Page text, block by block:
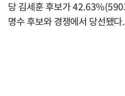
당 김세훈 후보가
명수 후보와 경쟁에서 당선됐다.